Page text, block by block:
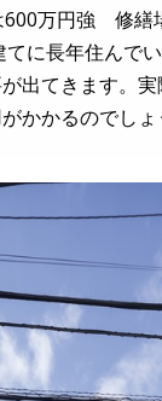
万円強 修繕
てに長年住んで
出てきます。
かかるのでし